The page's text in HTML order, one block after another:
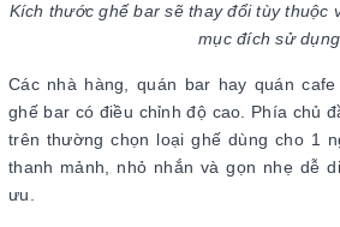
Kích thước ghế bar sẽ thay đổi tùy thuộc
mục đích sử dụng
Các nhà hàng, quán bar hay quán
ghế bar có điều chỉnh độ cao. Phía chủ
trên thường chọn loại ghế dùng cho 1
thanh mảnh, nhỏ nhắn và gọn nhẹ dễ
ưu.